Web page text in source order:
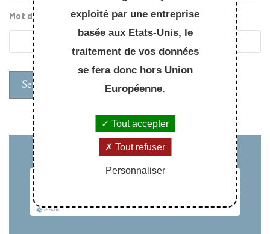
Mot de passe
exploité par une entreprise
basée aux Etats-Unis, le
traitement de vos données
se fera donc hors Union
Européenne.
Tout accepter
Tout refuser
Personnaliser